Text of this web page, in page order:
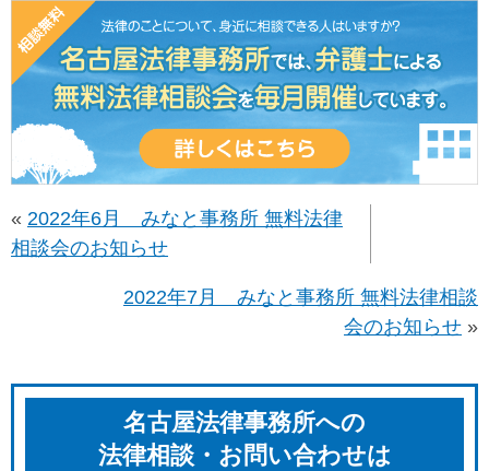
« 2022年6月 みなと事務所 無料法律
相談会のお知らせ
2022年7月 みなと事務所 無料法律相談
会のお知らせ »
名古屋法律事務所への
法律相談・お問い合わせは